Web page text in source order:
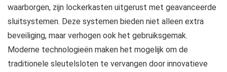
waarborgen, zijn lockerkasten uitgerust met geavanceerde
sluitsystemen. Deze systemen bieden niet alleen extra
beveiliging, maar verhogen ook het gebruiksgemak.
Moderne technologieën maken het mogelijk om de
traditionele sleutelsloten te vervangen door innovatieve